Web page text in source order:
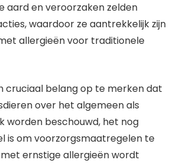
aard en veroorzaken zelden
waardoor ze aantrekkelijk zijn
allergieën voor traditionele
cruciaal belang op te merken dat
over het algemeen als
worden beschouwd, het nog
is om voorzorgsmaatregelen te
ernstige allergieën wordt